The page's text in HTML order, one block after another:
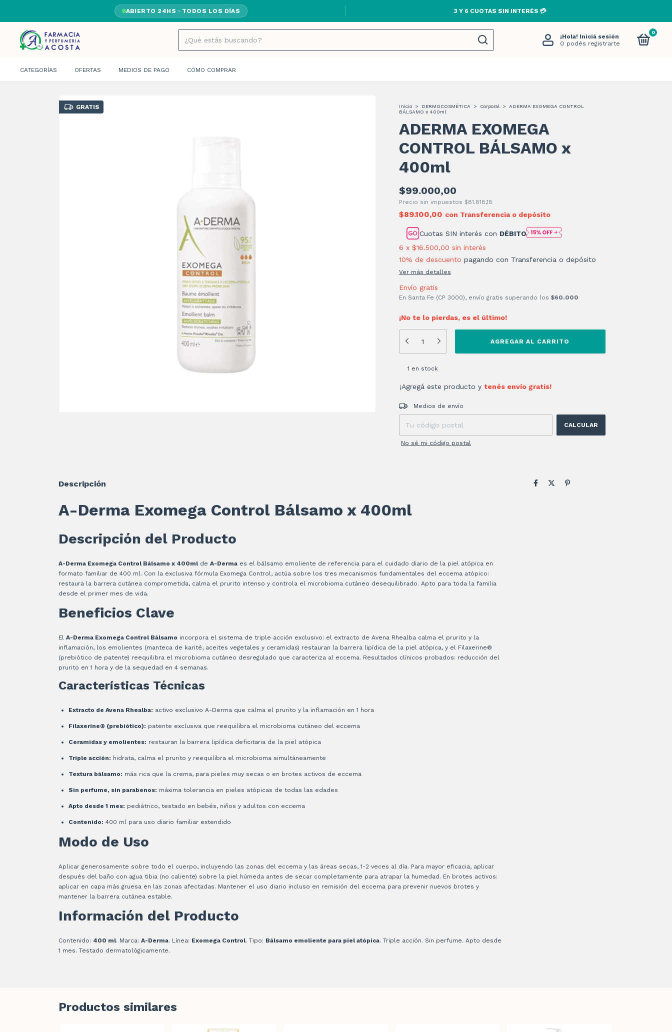
ABIERTO 24HS · TODOS LOS DÍAS
¡Hola! Iniciá sesión
O podés registrarte
0
CATEGORÍAS OFERTAS MEDIOS DE PAGO CÓMO COMPRAR
GRATIS Inicio > DERMOCOSMÉTICA > Corporal >
ADERMA EXOMEGA CONTROL
BÁLSAMO x 400ml
ADERMA EXOMEGA
CONTROL BÁLSAMO x
400ml
$99.000,00
Precio sin impuestos $81.818,18
$89.100,00 con Transferencia o depósito
Cuotas SIN interés con DÉBITO
6 x $16.500,00 sin interés
10% de descuento pagando con Transferencia o depósito
Ver más detalles
Envío gratis
En Santa Fe (CP 3000), envío gratis superando los $60.000
¡No te lo pierdas, es el último!
1 en stock
¡Agregá este producto y tenés envío gratis!
Entregas para el CP:
Medios de envío
CALCULAR
No sé mi código postal
Descripción
A-Derma Exomega Control Bálsamo x 400ml
Descripción del Producto
A-Derma Exomega Control Bálsamo x 400ml de A-Derma es el bálsamo emoliente de referencia para el cuidado diario de la piel atópica en
formato familiar de 400 ml. Con la exclusiva fórmula Exomega Control, actúa sobre los tres mecanismos fundamentales del eccema atópico:
restaura la barrera cutánea comprometida, calma el prurito intenso y controla el microbioma cutáneo desequilibrado. Apto para toda la familia
desde el primer mes de vida.
Beneficios Clave
El A-Derma Exomega Control Bálsamo incorpora el sistema de triple acción exclusivo: el extracto de Avena Rhealba calma el prurito y la
inflamación, los emolientes (manteca de karité, aceites vegetales y ceramidas) restauran la barrera lipídica de la piel atópica, y el Filaxerine®
(prebiótico de patente) reequilibra el microbioma cutáneo desregulado que caracteriza al eccema. Resultados clínicos probados: reducción del
prurito en 1 hora y de la sequedad en 4 semanas.
Características Técnicas
Extracto de Avena Rhealba: activo exclusivo A-Derma que calma el prurito y la inflamación en 1 hora
Filaxerine® (prebiótico): patente exclusiva que reequilibra el microbioma cutáneo del eccema
Ceramidas y emolientes: restauran la barrera lipídica deficitaria de la piel atópica
Triple acción: hidrata, calma el prurito y reequilibra el microbioma simultáneamente
Textura bálsamo: más rica que la crema, para pieles muy secas o en brotes activos de eccema
Sin perfume, sin parabenos: máxima tolerancia en pieles atópicas de todas las edades
Apto desde 1 mes: pediátrico, testado en bebés, niños y adultos con eccema
Contenido: 400 ml para uso diario familiar extendido
Modo de Uso
Aplicar generosamente sobre todo el cuerpo, incluyendo las zonas del eccema y las áreas secas, 1-2 veces al día. Para mayor eficacia, aplicar
después del baño con agua tibia (no caliente) sobre la piel húmeda antes de secar completamente para atrapar la humedad. En brotes activos:
aplicar en capa más gruesa en las zonas afectadas. Mantener el uso diario incluso en remisión del eccema para prevenir nuevos brotes y
mantener la barrera cutánea estable.
Información del Producto
Contenido: 400 ml. Marca: A-Derma. Línea: Exomega Control. Tipo: Bálsamo emoliente para piel atópica. Triple acción. Sin perfume. Apto desde
1 mes. Testado dermatológicamente.
Productos similares